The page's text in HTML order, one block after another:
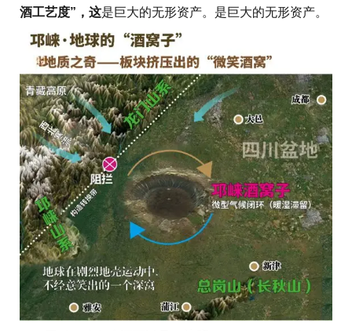
酒工艺度”，这是巨大的无形资产。是巨大的无形资产。